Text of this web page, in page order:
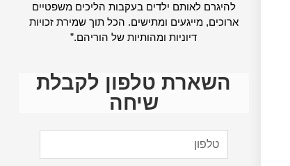
להיגרם לאותם ילדים בעקבות הליכים משפטיים
ארוכים, מייגעים ומתישים. הכל תוך שמירת זכויות
דיוניות ומהותיות של הוריהם.”
השארת טלפון לקבלת
שיחה